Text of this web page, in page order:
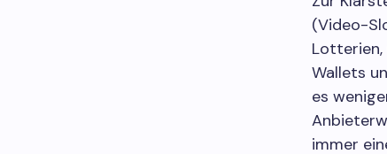
(Video-
Lotterien,
Wallets
es
immer